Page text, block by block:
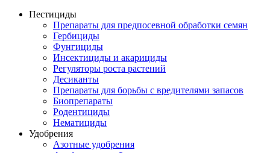
Пестициды
Препараты для предпосевной обработки семян
Гербициды
Фунгициды
Инсектициды и акарициды
Регуляторы роста растений
Десиканты
Препараты для борьбы с вредителями запасов
Биопрепараты
Родентициды
Нематициды
Удобрения
Азотные удобрения